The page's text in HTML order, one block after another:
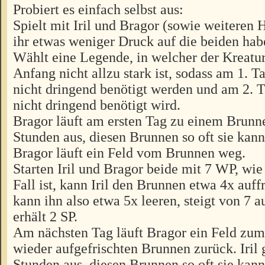
Probiert es einfach selbst aus:
Spielt mit Iril und Bragor (sowie weiteren
ihr etwas weniger Druck auf die beiden
Wählt eine Legende, in welcher der
Anfang nicht allzu stark ist, sodass am 1.
nicht dringend benötigt werden und am 2.
nicht dringend benötigt wird.
Bragor läuft am ersten Tag zu einem
Stunden aus, diesen Brunnen so oft sie
Bragor läuft ein Feld vom Brunnen weg.
Starten Iril und Bragor beide mit 7 WP, wie
Fall ist, kann Iril den Brunnen etwa 4x
kann ihn also etwa 5x leeren, steigt von 7
erhält 2 SP.
Am nächsten Tag läuft Bragor ein Feld
wieder aufgefrischten Brunnen zurück. Iril